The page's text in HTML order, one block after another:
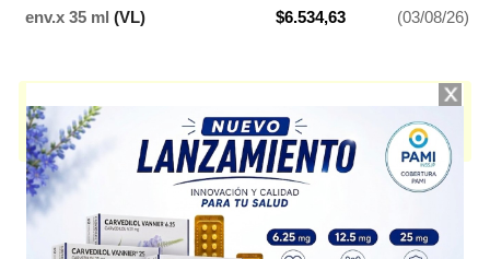
env.x 35 ml (VL) $6.534,63 (03/08/26)
Productos para
contactología
. Es producido porPoeny cuenta con 1 presentación
disponible.
Explorar más
Otros productos conpoloxamer
Otros productos dePoen